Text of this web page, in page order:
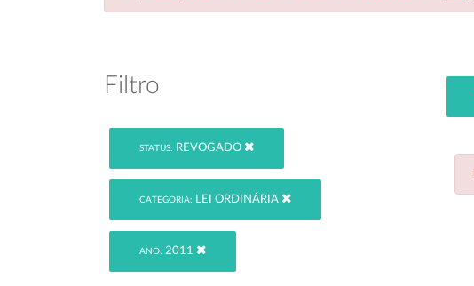
Filtro
STATUS: REVOGADO
CATEGORIA: LEI ORDINÁRIA
ANO: 2011